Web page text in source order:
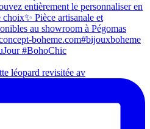
léopard revisitée av